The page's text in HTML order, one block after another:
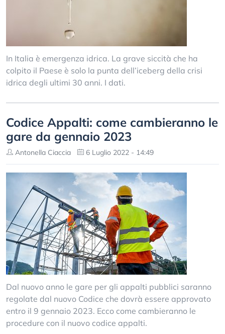
In Italia è emergenza idrica. La grave siccità che ha
colpito il Paese è solo la punta dell’iceberg della crisi
idrica degli ultimi 30 anni. I dati.
Codice Appalti: come cambieranno le
gare da gennaio 2023
Antonella Ciaccia 6 Luglio 2022 - 14:49
Dal nuovo anno le gare per gli appalti pubblici saranno
regolate dal nuovo Codice che dovrà essere approvato
entro il 9 gennaio 2023. Ecco come cambieranno le
procedure con il nuovo codice appalti.